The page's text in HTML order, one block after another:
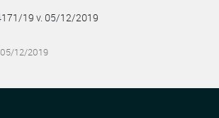
19 v. 05/12/2019
12/2019